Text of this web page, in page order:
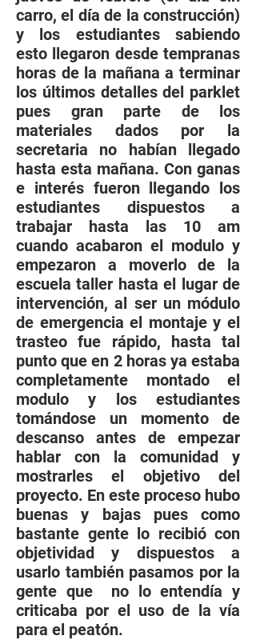
carro, el día de la construcción)
y los estudiantes sabiendo
esto llegaron desde tempranas
horas de la mañana a terminar
los últimos detalles del parklet
pues gran parte de los
materiales dados por la
secretaria no habían llegado
hasta esta mañana. Con ganas
e interés fueron llegando los
estudiantes dispuestos a
trabajar hasta las 10 am
cuando acabaron el modulo y
empezaron a moverlo de la
escuela taller hasta el lugar de
intervención, al ser un módulo
de emergencia el montaje y el
trasteo fue rápido, hasta tal
punto que en 2 horas ya estaba
completamente montado el
modulo y los estudiantes
tomándose un momento de
descanso antes de empezar
hablar con la comunidad y
mostrarles el objetivo del
proyecto. En este proceso hubo
buenas y bajas pues como
bastante gente lo recibió con
objetividad y dispuestos a
usarlo también pasamos por la
gente que no lo entendía y
criticaba por el uso de la vía
para el peatón.